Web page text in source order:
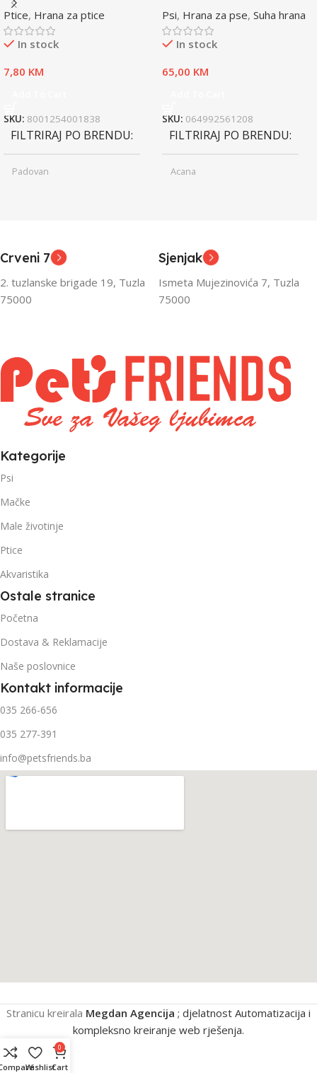
Ptice, Hrana za ptice
In stock
7,80 KM
SKU: 8001254001838
FILTRIRAJ PO BRENDU
Padovan
FILTRIRAJ PO TEŽINI
1kg – 3kg
Psi, Hrana za pse, Suha hrana
In stock
65,00 KM
SKU: 064992561208
FILTRIRAJ PO BRENDU
Acana
FILTRIRAJ PO TEŽINI
Crveni 7
2. tuzlanske brigade 19, Tuzla
75000
Sjenjak
Ismeta Mujezinovića 7, Tuzla
75000
Kategorije
Psi
Mačke
Male životinje
Ptice
Akvaristika
Ostale stranice
Početna
Dostava & Reklamacije
Naše poslovnice
Kontakt informacije
035 266-656
035 277-391
info@petsfriends.ba
Stranicu kreirala Megdan Agencija ; djelatnost Automatizacija i
kompleksno kreiranje web rješenja.
Wishlist
0
Cart